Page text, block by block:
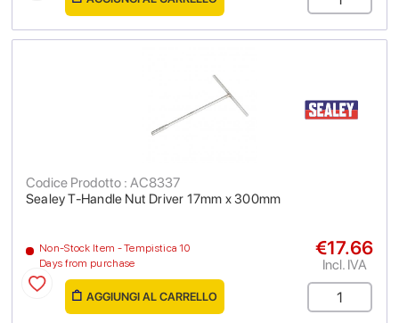
Sealey T-Handle Nut Driver 17mm x 300mm
Codice Prodotto : AC8337
Non-Stock Item - Tempistica 10
Days from purchase
€17.66
Incl. IVA
AGGIUNGI AL CARRELLO